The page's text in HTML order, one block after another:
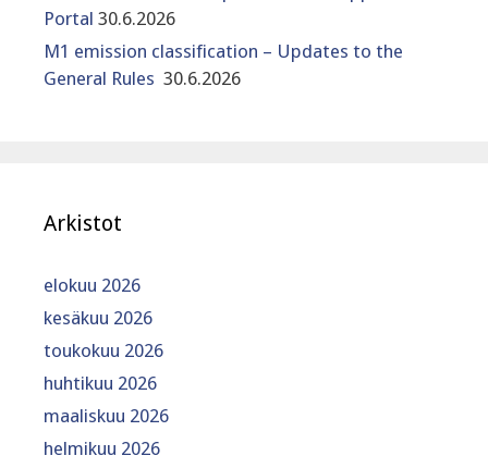
Portal 30.6.2026
M1 emission classification – Updates to the
General Rules 30.6.2026
Arkistot
elokuu 2026
kesäkuu 2026
toukokuu 2026
huhtikuu 2026
maaliskuu 2026
helmikuu 2026